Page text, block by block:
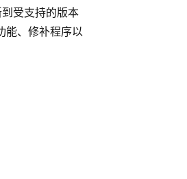
受支持的版本
能、修补程序以